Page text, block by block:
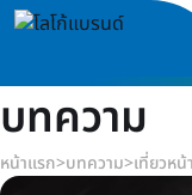
บทความ
หน้าแรก>บทความ>